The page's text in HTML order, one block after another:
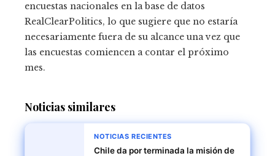
encuestas nacionales en la base de datos
RealClearPolitics, lo que sugiere que no estaría
necesariamente fuera de su alcance una vez que
las encuestas comiencen a contar el próximo
mes.
Noticias similares
NOTICIAS RECIENTES
Chile da por terminada la misión de